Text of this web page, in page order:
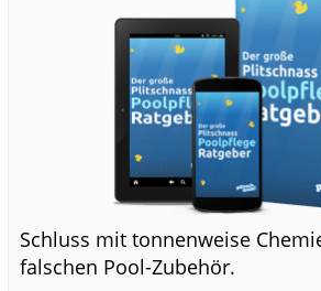
Schluss mit tonnenweise
falschen Pool-Zubehör.